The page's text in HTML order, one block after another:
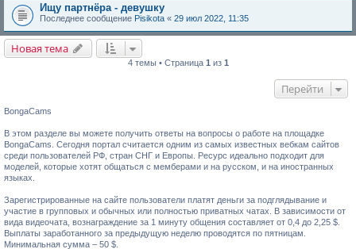
Ищу партнёра - девушку
Последнее сообщение Pisikota « 29 июл 2022, 11:35
Новая тема
4 темы • Страница 1 из 1
Перейти
BongaCams
В этом разделе вы можете получить ответы на вопросы о работе на площадке
BongaCams. Сегодня портал считается одним из самых известных вебкам сайтов
среди пользователей РФ, стран СНГ и Европы. Ресурс идеально подходит для
моделей, которые хотят общаться с мемберами и на русском, и на иностранных
языках.
Зарегистрированные на сайте пользователи платят деньги за подглядывание и
участие в групповых и обычных или полностью приватных чатах. В зависимости от
вида видеочата, вознаграждение за 1 минуту общения составляет от 0,4 до 2,25 $.
Выплаты заработанного за предыдущую неделю проводятся по пятницам.
Минимальная сумма – 50 $.